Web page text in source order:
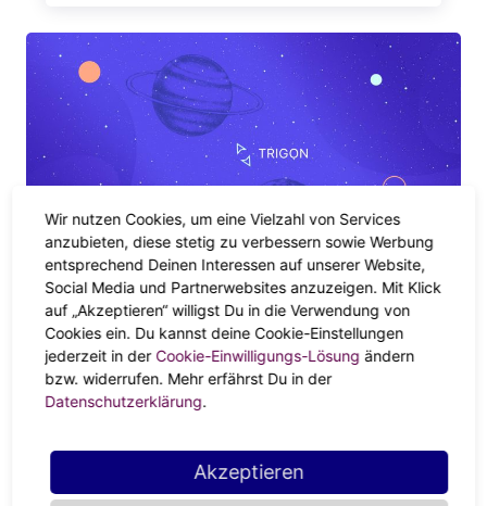
ASPEKTE
Mit dem Mars-Jupiter-Trigon gelingt
dir alles
Wir nutzen Cookies, um eine Vielzahl von Services
anzubieten, diese stetig zu verbessern sowie Werbung
entsprechend Deinen Interessen auf unserer Website,
Social Media und Partnerwebsites anzuzeigen. Mit Klick
auf „Akzeptieren“ willigst Du in die Verwendung von
Cookies ein. Du kannst deine Cookie-Einstellungen
jederzeit in der Cookie-Einwilligungs-Lösung ändern
bzw. widerrufen. Mehr erfährst Du in der
Datenschutzerklärung.
Akzeptieren